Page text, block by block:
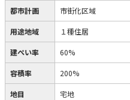
都市計画 市街化区域
用途地域 １種住居
建ぺい率 60%
容積率 200%
地目 宅地